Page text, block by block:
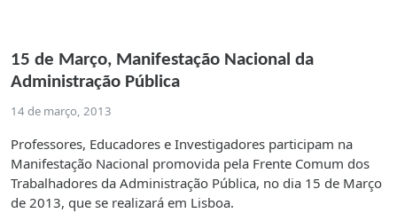
15 de Março, Manifestação Nacional da
Administração Pública
14 de março, 2013
Professores, Educadores e Investigadores participam na
Manifestação Nacional promovida pela Frente Comum dos
Trabalhadores da Administração Pública, no dia 15 de Março
de 2013, que se realizará em Lisboa.